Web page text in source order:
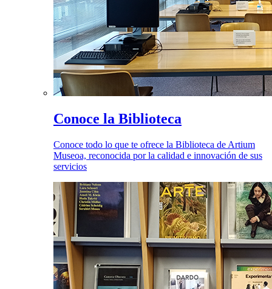
Conoce la Biblioteca
Conoce todo lo que te ofrece la Biblioteca de Artium
Museoa, reconocida por la calidad e innovación de sus
servicios